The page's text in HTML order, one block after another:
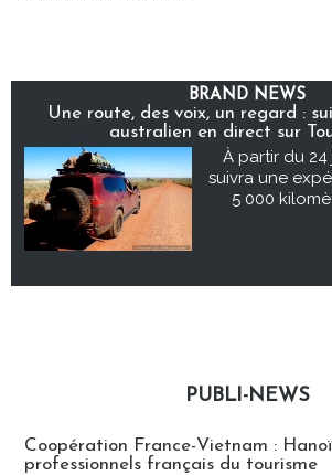
BRAND NEWS
Une route, des voix, un regard :
australien en direct sur
À partir du 24
suivra une
5 000
PUBLI-NEWS
Coopération France-Vietnam :
professionnels français du tourisme